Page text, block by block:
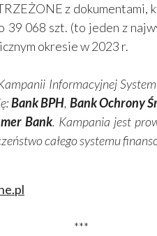
z dokumentami,
39 068 szt. (to jeden z
okresie w 2023 r.
Informacyjnej
Bank BPH, Bank Ochrony
Bank. Kampania jest
całego systemu
***